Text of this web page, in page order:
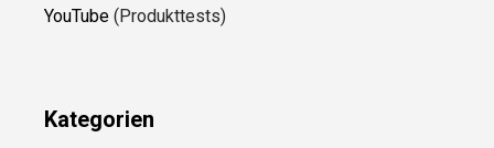
YouTube (Produkttests)
Kategorien